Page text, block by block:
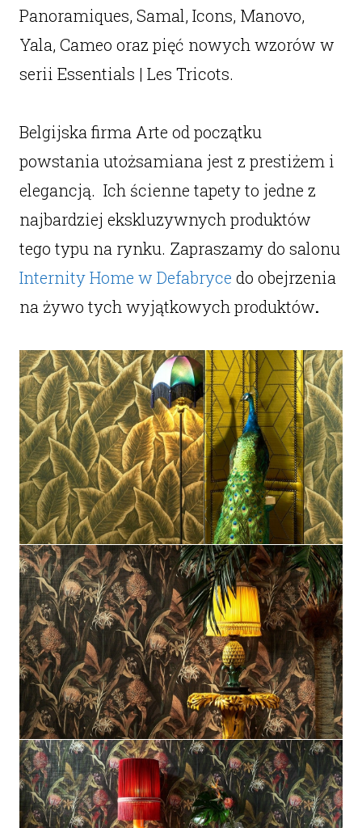
Panoramiques, Samal, Icons, Manovo,
Yala, Cameo oraz pięć nowych wzorów w
serii Essentials | Les Tricots.
Belgijska firma Arte od początku
powstania utożsamiana jest z prestiżem i
elegancją. Ich ścienne tapety to jedne z
najbardziej ekskluzywnych produktów
tego typu na rynku. Zapraszamy do salonu
Internity Home w Defabryce do obejrzenia
na żywo tych wyjątkowych produktów.